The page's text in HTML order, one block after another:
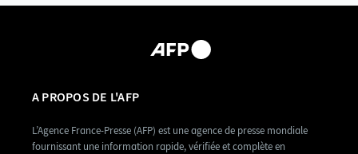
A PROPOS DE L'AFP
L’Agence France-Presse (AFP) est une agence de presse mondiale
fournissant une information rapide, vérifiée et complète en